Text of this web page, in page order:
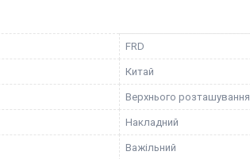
FRD
Китай
Верхнього розташування
Накладний
Важільний